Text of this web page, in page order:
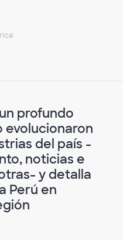
profundo
evolucionaron
del país -
noticias e
y detalla
Perú en